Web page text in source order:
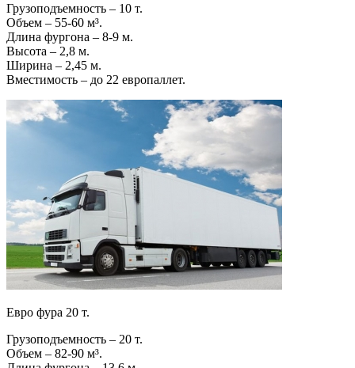
Грузоподъемность – 10 т.
Объем – 55-60 м³.
Длина фургона – 8-9 м.
Высота – 2,8 м.
Ширина – 2,45 м.
Вместимость – до 22 европаллет.
Евро фура 20 т.
Грузоподъемность – 20 т.
Объем – 82-90 м³.